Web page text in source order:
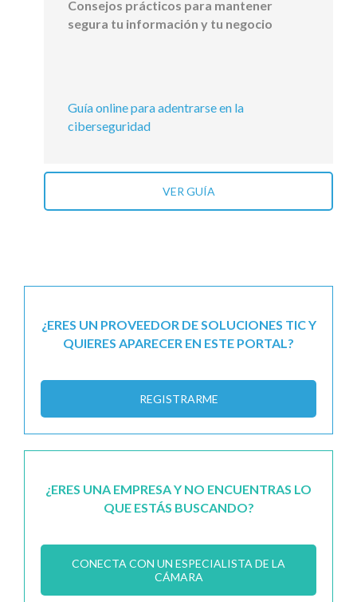
Consejos prácticos para mantener
segura tu información y tu negocio
Guía online para adentrarse en la
ciberseguridad
VER GUÍA
¿ERES UN PROVEEDOR DE SOLUCIONES TIC Y
QUIERES APARECER EN ESTE PORTAL?
REGISTRARME
¿ERES UNA EMPRESA Y NO ENCUENTRAS LO
QUE ESTÁS BUSCANDO?
CONECTA CON UN ESPECIALISTA DE LA
CÁMARA